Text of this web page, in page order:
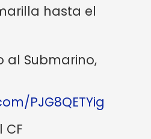
hasta el
al Submarino,
PJG8QETYig